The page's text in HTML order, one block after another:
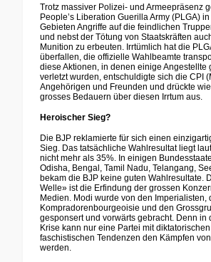
Trotz massiver Polizei- und Armeepräsenz
People’s Liberation Guerilla Army (PLGA)
Gebieten Angriffe auf die feindlichen
und nebst der Tötung von Staatskräften
Munition zu erbeuten. Irrtümlich hat die
überfallen, die offizielle Wahlbeamte
diese Aktionen, in denen einige Angestellte
verletzt wurden, entschuldigte sich die CPI
Angehörigen und Freunden und drückte
grosses Bedauern über diesen Irrtum aus.
Heroischer Sieg?
Die BJP reklamierte für sich einen
Sieg. Das tatsächliche Wahlresultat liegt
nicht mehr als 35%. In einigen
Odisha, Bengal, Tamil Nadu, Telangang,
bekam die BJP keine guten Wahlresultate.
Welle» ist die Erfindung der grossen
Medien. Modi wurde von den Imperialisten,
Kompradorenbourgeoisie und den
gesponsert und vorwärts gebracht. Denn in
Krise kann nur eine Partei mit diktatorischen
faschistischen Tendenzen den Kämpfen
werden.